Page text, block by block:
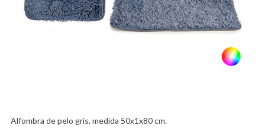
Alfombra de pelo gris, medida 50x1x80 cm.